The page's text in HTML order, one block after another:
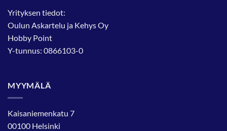
Yrityksen tiedot:
Oulun Askartelu ja Kehys Oy
Hobby Point
Y-tunnus: 0866103-0
MYYMÄLÄ
Kaisaniemenkatu 7
00100 Helsinki